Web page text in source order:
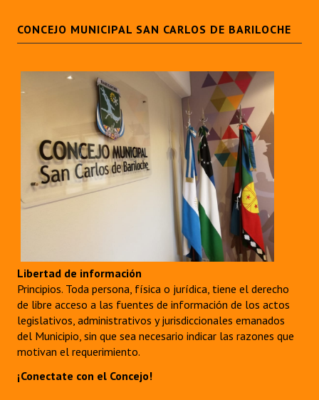
CONCEJO MUNICIPAL SAN CARLOS DE BARILOCHE
Libertad de información
Principios. Toda persona, física o jurídica, tiene el derecho
de libre acceso a las fuentes de información de los actos
legislativos, administrativos y jurisdiccionales emanados
del Municipio, sin que sea necesario indicar las razones que
motivan el requerimiento.
¡Conectate con el Concejo!